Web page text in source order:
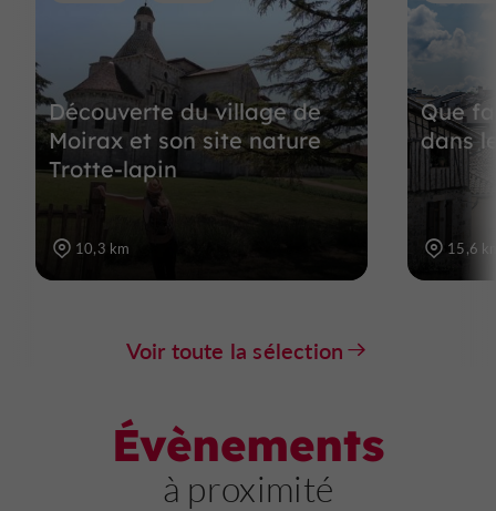
Découverte du village de
Moirax et son site nature
Trotte-lapin
10,3 km
Que
dans
15,6
Voir toute la sélection
Évènements
à proximité